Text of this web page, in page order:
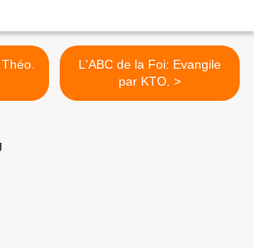
Théo.
L'ABC de la Foi: Evangile
par KTO. >